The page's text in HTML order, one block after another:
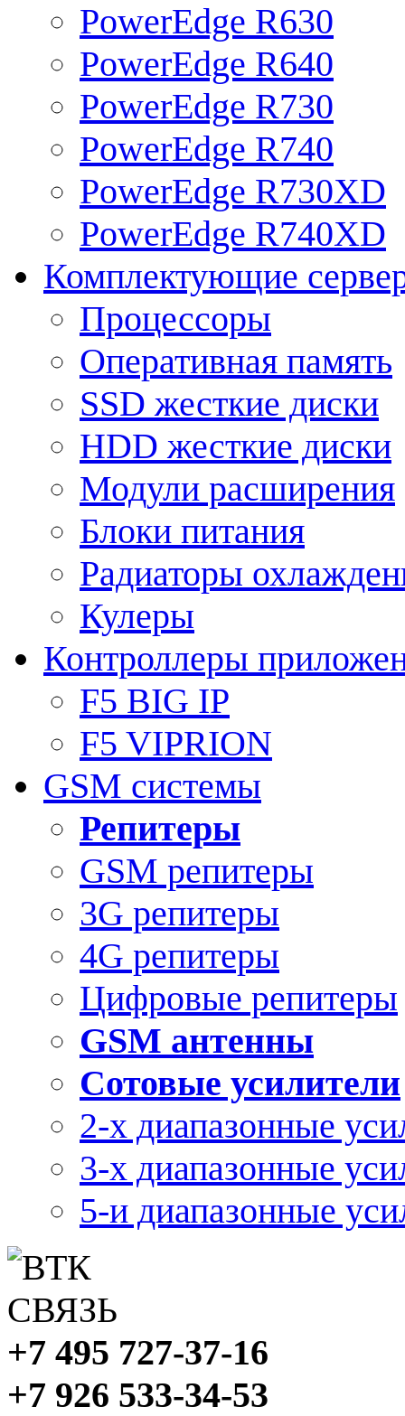
PowerEdge R630
PowerEdge R640
PowerEdge R730
PowerEdge R740
PowerEdge R730XD
PowerEdge R740XD
Комплектующие
Процессоры
Оперативная память
SSD жесткие диски
HDD жесткие диски
Модули расширения
Блоки питания
Радиаторы
Кулеры
Контроллеры
F5 BIG IP
F5 VIPRION
GSM системы
Репитеры
GSM репитеры
3G репитеры
4G репитеры
Цифровые репитеры
GSM антенны
Сотовые усилители
2-х диапазонные
3-х диапазонные
5-и диапазонные
+7 495 727-37-16
+7 926 533-34-53